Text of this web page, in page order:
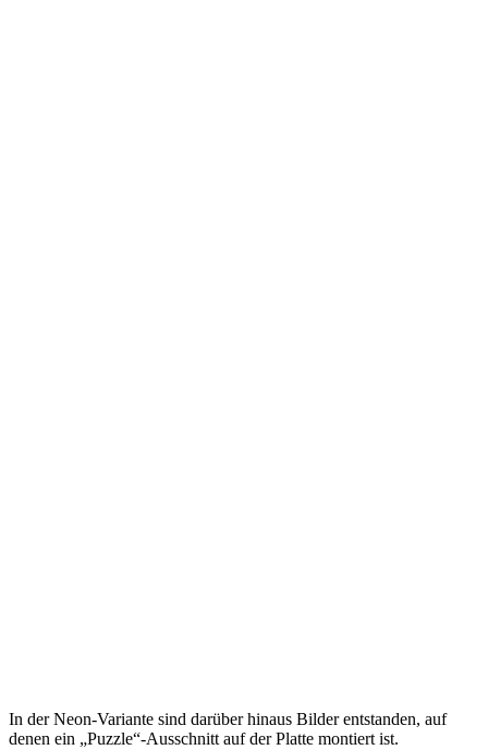
In der Neon-Variante sind darüber hinaus Bilder entstanden, auf
denen ein „Puzzle“-Ausschnitt auf der Platte montiert ist.